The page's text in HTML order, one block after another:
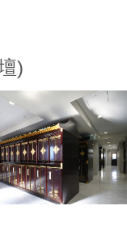
１０歳の
ちが「10
々と発表
まれまし
)